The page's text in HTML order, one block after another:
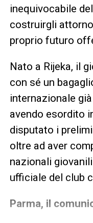
inequivocabile
costruirgli
proprio futuro
Nato a Rijeka, il
con sé un
internazionale
avendo esordito
disputato i
oltre ad aver
nazionali
ufficiale del club
Parma, il